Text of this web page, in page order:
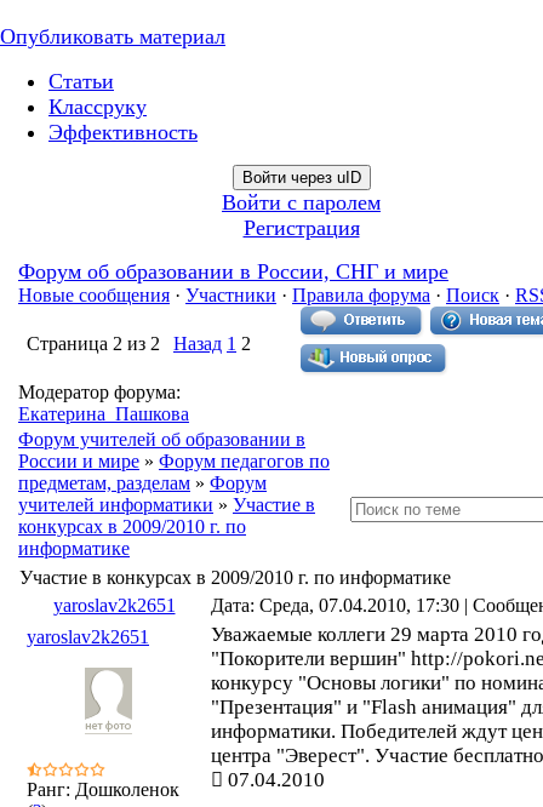
Опубликовать материал
Статьи
Классруку
Эффективность
Войти через uID
Войти с паролем
Регистрация
Форум об образовании в России, СНГ и мире
Новые сообщения · Участники · Правила форума · Поиск ·
Страница 2 из 2 Назад 1 2
Модератор форума:
Екатерина_Пашкова
Форум учителей об образовании в
России и мире » Форум педагогов по
предметам, разделам » Форум
учителей информатики » Участие в
конкурсах в 2009/2010 г. по
информатике
Участие в конкурсах в 2009/2010 г. по информатике
yaroslav2k2651
Дата: Среда, 07.04.2010, 17:30 |
yaroslav2k2651
Ранг: Дошколенок
Уважаемые коллеги 29 марта 2010
"Покорители вершин" http://
конкурсу "Основы логики" по
"Презентация" и "Flash анимация"
информатики. Победителей ждут
центра "Эверест". Участие
07.04.2010